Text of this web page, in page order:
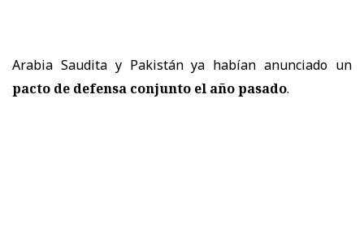
Arabia Saudita y Pakistán ya habían anunciado un
pacto de defensa conjunto el año pasado.